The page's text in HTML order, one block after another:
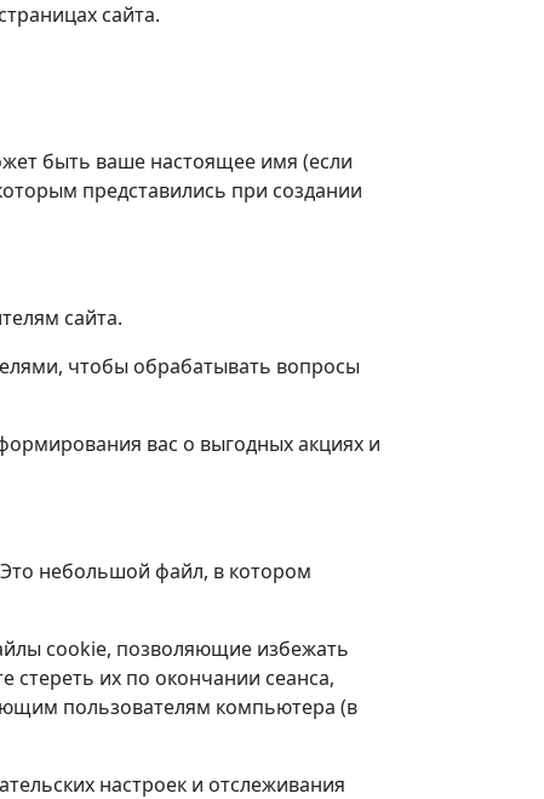
сайта.
быть ваше настоящее имя (если
представились при создании
сайта.
чтобы обрабатывать вопросы
вас о выгодных акциях и
небольшой файл, в котором
cookie, позволяющие избежать
их по окончании сеанса,
пользователям компьютера (в
настроек и отслеживания